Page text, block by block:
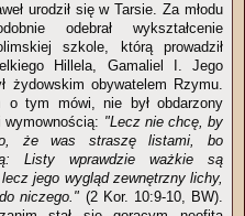
urodził się w Tarsie. Za młodu
odebrał wykształcenie
szkole, którą prowadził
Hillela, Gamaliel I. Jego
żydowskim obywatelem Rzymu.
o tym mówi, nie był obdarzony
wymownością: "Lecz nie chcę, by
że was straszę listami, bo
Listy wprawdzie ważkie są
jego wygląd zewnętrzny lichy,
niczego." (2 Kor. 10:9-10, BW).